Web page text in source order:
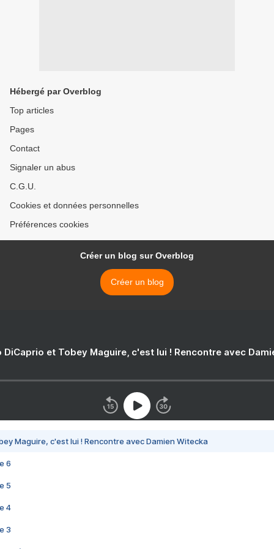
Hébergé par Overblog
Top articles
Pages
Contact
Signaler un abus
C.G.U.
Cookies et données personnelles
Préférences cookies
Créer un blog sur Overblog
Créer un blog
DiCaprio et Tobey Maguire, c'est lui ! Rencontre avec
Maguire, c'est lui ! Rencontre avec Damien Witecka
6
5
4
3